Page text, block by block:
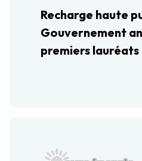
Recharge haute
Gouvernement
premiers lauréats